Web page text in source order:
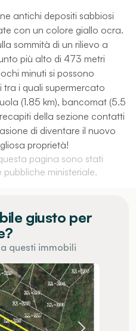
antichi depositi sabbiosi
con un colore giallo ocra.
sommità di un rilievo a
più alto di 473 metri
minuti si possono
tra i quali supermercato
(1.85 km), bancomat (5.5
della sezione contatti
di diventare il nuovo
proprietà!
pagina sono stati
ministeriale.
giusto per
questi immobili